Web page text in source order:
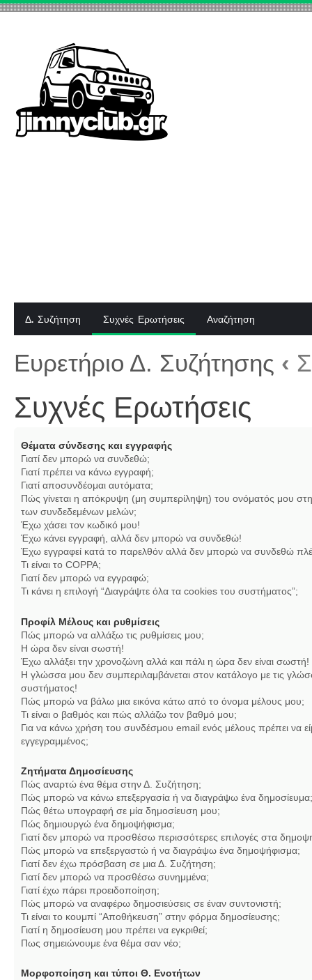
Δ. Συζήτηση Συχνές Ερωτήσεις Αναζήτηση
Ευρετήριο Δ. Συζήτησης ‹
Συχνές Ερωτήσεις
Θέματα σύνδεσης και εγγραφής
Γιατί δεν μπορώ να συνδεθώ;
Γιατί πρέπει να κάνω εγγραφή;
Γιατί αποσυνδέομαι αυτόματα;
Πώς γίνεται η απόκρυψη (μη συμπερίληψη) του ονόματός μου στη
των συνδεδεμένων μελών;
Έχω χάσει τον κωδικό μου!
Έχω κάνει εγγραφή, αλλά δεν μπορώ να συνδεθώ!
Έχω εγγραφεί κατά το παρελθόν αλλά δεν μπορώ να συνδεθώ
Τι είναι το COPPA;
Γιατί δεν μπορώ να εγγραφώ;
Τι κάνει η επιλογή “Διαγράψτε όλα τα cookies του συστήματος”;
Προφίλ Μέλους και ρυθμίσεις
Πώς μπορώ να αλλάξω τις ρυθμίσεις μου;
Η ώρα δεν είναι σωστή!
Έχω αλλάξει την χρονοζώνη αλλά και πάλι η ώρα δεν είναι σωστή!
Η γλώσσα μου δεν συμπεριλαμβάνεται στον κατάλογο με τις
συστήματος!
Πώς μπορώ να βάλω μια εικόνα κάτω από το όνομα μέλους μου;
Τι είναι ο βαθμός και πώς αλλάζω τον βαθμό μου;
Για να κάνω χρήση του συνδέσμου email ενός μέλους πρέπει να
εγγεγραμμένος;
Ζητήματα Δημοσίευσης
Πώς αναρτώ ένα θέμα στην Δ. Συζήτηση;
Πώς μπορώ να κάνω επεξεργασία ή να διαγράψω ένα δημοσίευμα;
Πώς θέτω υπογραφή σε μία δημοσίευση μου;
Πώς δημιουργώ ένα δημοψήφισμα;
Γιατί δεν μπορώ να προσθέσω περισσότερες επιλογές στα
Πώς μπορώ να επεξεργαστώ ή να διαγράψω ένα δημοψήφισμα;
Γιατί δεν έχω πρόσβαση σε μια Δ. Συζήτηση;
Γιατί δεν μπορώ να προσθέσω συνημμένα;
Γιατί έχω πάρει προειδοποίηση;
Πώς μπορώ να αναφέρω δημοσιεύσεις σε έναν συντονιστή;
Τι είναι το κουμπί “Αποθήκευση” στην φόρμα δημοσίευσης;
Γιατί η δημοσίευση μου πρέπει να εγκριθεί;
Πως σημειώνουμε ένα θέμα σαν νέο;
Μορφοποίηση και τύποι Θ. Ενοτήτων